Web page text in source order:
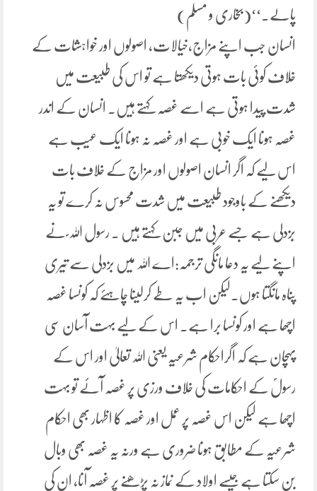
پالے۔‘‘(بخاری و مسلم)
انسان جب اپنے مزاج،خیالات، اصولوں اور خواہشات کے
خلاف کوئی بات ہوتی دیکھتا ہے تو اس کی طبیعت میں
شدت پیدا ہوتی ہے اسے غصہ کہتے ہیں۔ انسان کے اندر
غصہ ہونا ایک خوبی ہے اور غصہ نہ ہونا ایک عیب ہے
اس لیے کہ اگر انسان اصولوں اور مزاج کے خلاف بات
دیکھنے کے باوجود طبیعت میں شدت محسوس نہ کرے تو یہ
بزدلی ہے جسے عربی میں جبن کہتے ہیں ۔ رسول اللہ ؐ نے
اپنے لیے یہ دعا مانگی ترجمہ:اے اللہ میں بزدلی سے تیری
پناہ مانگتا ہوں۔لیکن اب یہ طے کرلینا چاہئے کہ کونسا غصہ
اچھا ہے اور کونسا برا ہے۔ اس کے لیے بہت آسان سی
پہچان ہے کہ اگراحکام شرعیہ یعنی اللہ تعالیٰ اور اس کے
رسولؐ کے احکامات کی خلاف ورزی پر غصہ آئے تو بہت
اچھا ہے لیکن اس غصہ پر عمل اور غصہ کا اظہار بھی احکام
شرعیہ کے مطابق ہونا ضروری ہے ورنہ یہ غصہ بھی وبال
بن سکتا ہے جیسے اولاد کے نماز نہ پڑھنے پر غصہ آنا، ان کی